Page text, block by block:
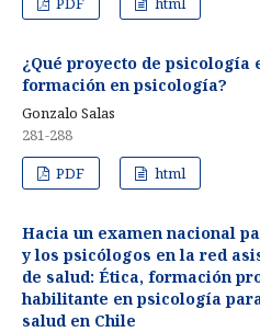
¿Qué proyecto de psicología
formación en psicología?
Gonzalo Salas
281-288
PDF
html
Hacia un examen nacional
y los psicólogos en la red
de salud: Ética, formación
habilitante en psicología
salud en Chile